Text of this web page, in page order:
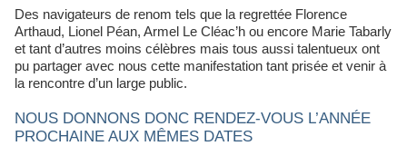
Des navigateurs de renom tels que la regrettée Florence
Arthaud, Lionel Péan, Armel Le Cléac’h ou encore Marie Tabarly
et tant d’autres moins célèbres mais tous aussi talentueux ont
pu partager avec nous cette manifestation tant prisée et venir à
la rencontre d’un large public.
NOUS DONNONS DONC RENDEZ-VOUS L’ANNÉE
PROCHAINE AUX MÊMES DATES